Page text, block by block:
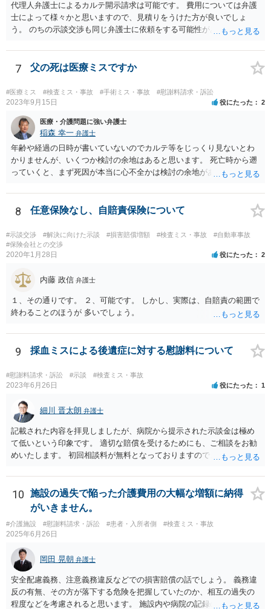
代理人弁護士によるカルテ開示請求は可能です。 費用については弁護
士によって様々かと思いますので、見積りをうけた方が良いでしょ
う。 のちの示談交渉も同じ弁護士に依頼をする可能性がある場合に
いたほうが良いと思われます。
7 父の死は医療ミスですか
#医療ミス #検査ミス・事故 #手術ミス・事故 #慰謝料請求・訴訟
2023年9月15日 役にたった 2
医療・介護問題に強い弁護士
稲森 幸一 弁護士
年齢や経過の日時が書いていないのでカルテ等をじっくり見ないとわ
かりませんが、いくつか検討の余地はあると思います。 死亡時から遡
っていくと、まず死因が本当に心不全かは検討の余地があります。腹
こまでしたのか、またしたとして死亡を防げたのかどうかという因果
関係の問題もあります。 さらに遡ると、C病院の手術に問題はなかっ
前は問題なさそうですが、転院が多いのでそんなに転院が必要だった
のかも一応は検討材料だと思います。 いずれにしてもお近くの弁護士
にカルテ等を持って行って相談されたらいかがでしょうか。 頑張って
8 任意保険なし、自賠責保険について
#示談交渉 #解決に向けた示談 #損害賠償増額 #検査ミス・事故
#自動車事故
#保険会社との交渉
2020年1月28日 役にたった 2
内藤 政信 弁護士
１、その通りです。 ２、可能です。 しかし、実際は、自賠責の範囲で
終わることのほうが 多いでしょう。
9 採血ミスによる後遺症に対する慰謝料について
#慰謝料請求・訴訟 #示談 #検査ミス・事故
2023年6月26日 役にたった 1
細川 晋太朗 弁護士
記載された内容を拝見しましたが、病院から提示された示談金は極め
て低いという印象です。 適切な賠償を受けるためにも、ご相談をお勧
めいたします。 初回相談料が無料となっておりますので、お問い合わ
10
施設の過失で陥った介護費用の大幅な増額に納得
がいきません。
#介護施設 #慰謝料請求・訴訟 #患者・入所者側 #検査ミス・事故
2025年6月26日
岡田 晃朝 弁護士
安全配慮義務、注意義務違反などでの損害賠償の話でしょう。 義務違
反の有無、その方が落下する危険を把握していたのか、相互の過失の
程度などを考慮されると思います。 施設内や病院の記録の取得が必要